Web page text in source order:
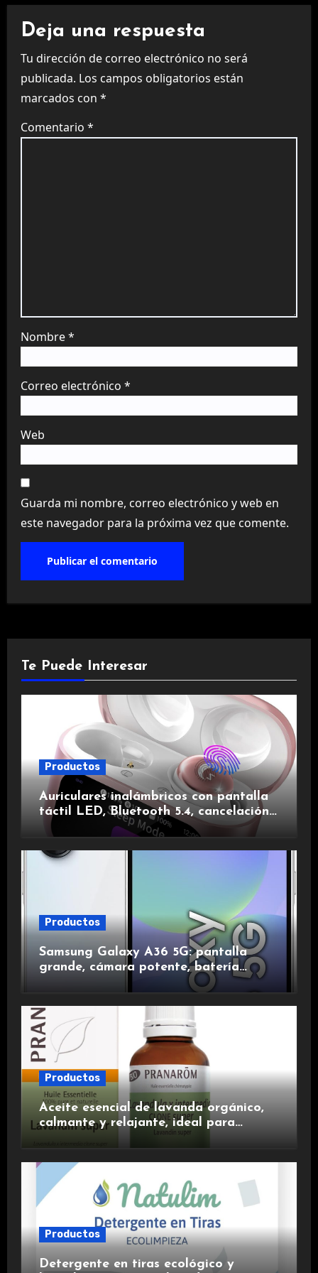
Deja una respuesta
Tu dirección de correo electrónico no será
publicada. Los campos obligatorios están
marcados con *
Comentario *
Nombre*
Correo electrónico *
Web
Guarda mi nombre, correo electrónico y web en
este navegador para la próxima vez que comente.
Te Puede Interesar
Productos
Auriculares inalámbricos con pantalla
táctil LED, Bluetooth 5.4, cancelación
de ruido, impermeables y de larga
duración.
Productos
Samsung Galaxy A36 5G: pantalla
grande, cámara potente, batería
duradera y carga rápida para una
Productos
Aceite esencial de lavanda orgánico,
calmante y relajante, ideal para
Productos
Detergente en tiras ecológico y